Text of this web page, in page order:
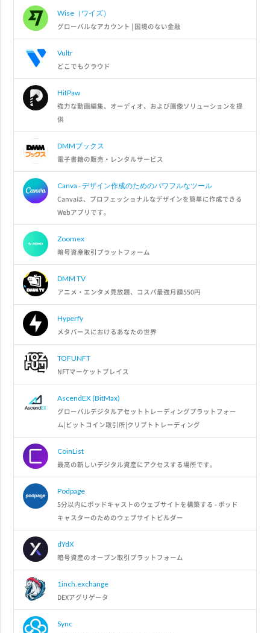
Wise（ワイズ）
グローバルなアカウント | 国境のない金融
Vultr
どこでもクラウド
HitPaw
強力な動画編集、オーディオ、および画像ソリューションを提
供
DMMブックス
電子書籍の販売・レンタルサービス
Canva - デザイン作成のためのパワフルなツール
Canvaは、プロフェッショナルなデザインを簡単に作成できる
Webアプリです。
Zoomex
暗号資産取引プラットフォーム
DMM TV
アニメ・エンタメ見放題、コスパ最強月額550円
Hyperfy
メタバースにおけるあなたの世界
TOFUNFT
NFTマーケットプレイス
AscendEX (BitMax)
グローバルデジタルアセットトレーディングプラットフォー
ム|ビットコイン取引所|クリプトトレーディング
CoinList
最高の新しいデジタル資産にアクセスする場所です。
Podpage
5分以内にポッドキャストのウェブサイトを構築する - ポッド
キャスターのためのウェブサイトビルダー
dYdX
暗号資産のオープン取引プラットフォーム
1inch.exchange
DEXアグリゲータ
Sync